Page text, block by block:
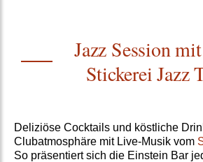
Jazz Session
Stickerei Jazz
Deliziöse Cocktails und köstliche
Clubatmosphäre mit Live-Musik vom
So präsentiert sich die Einstein Bar